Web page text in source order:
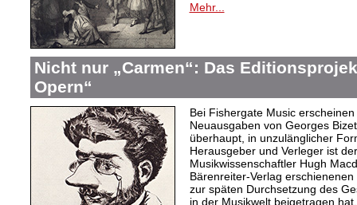
Mehr...
Nicht nur „Carmen“: Das
Opern“
Bei Fishergate Music
Neuausgaben von Georges
überhaupt, in unzulänglicher
Herausgeber und Verleger ist
Musikwissenschaftler Hugh
Bärenreiter-Verlag
zur späten Durchsetzung des
in der Musikwelt beigetragen